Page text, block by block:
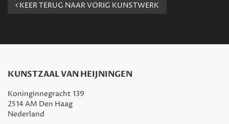
KEER TERUG NAAR VORIG KUNSTWERK
KUNSTZAAL VAN HEIJNINGEN
Koninginnegracht 139
2514 AM Den Haag
Nederland